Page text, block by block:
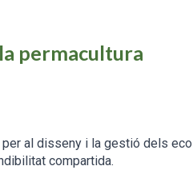
permacultura
al disseny i la gestió dels
compartida.